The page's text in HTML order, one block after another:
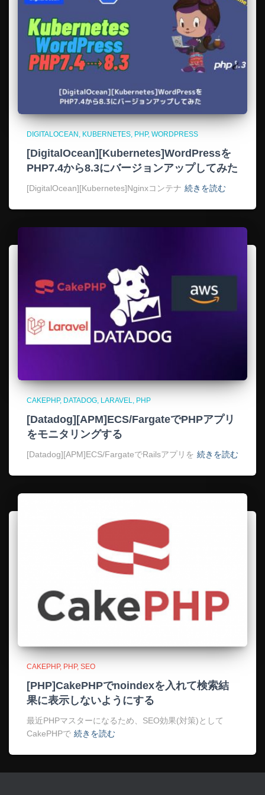
DIGITALOCEAN KUBERNETES PHP WORDPRESS
[DigitalOcean][Kubernetes]WordPressを
PHP7.4から8.3にバージョンアップしてみた
[DigitalOcean][Kubernetes]Nginxコンテナ 続きを読む
CAKEPHP DATADOG LARAVEL PHP
[Datadog][APM]ECS/FargateでPHPアプリ
をモニタリングする
[Datadog][APM]ECS/FargateでRailsアプリを 続きを読む
CAKEPHP PHP SEO
[PHP]CakePHPでnoindexを入れて検索結
果に表示しないようにする
最近PHPマスターになるため、SEO効果(対策)として
CakePHPで 続きを読む